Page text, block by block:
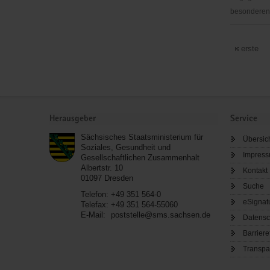
gGmbH,
in
der
erste
Herausgeber
Sächsisches Staatsministerium für
Soziales, Gesundheit und
Gesellschaftlichen Zusammenhalt
Albertstr. 10
01097 Dresden
Telefon: +49 351 564-0
Telefax: +49 351 564-55060
E-Mail:
poststelle@sms.sachsen.de
Service
Kontakt
Suche